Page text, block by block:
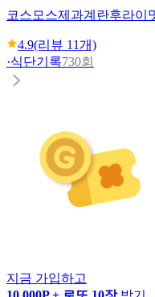
코스모스제과계란후라이
4.9(리뷰 11개)
·식단기록730회
지금 가입하고